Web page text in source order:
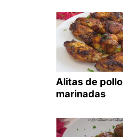
Alitas de pollo
marinadas